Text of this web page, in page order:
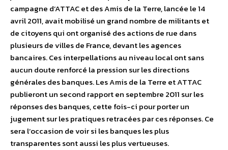
campagne d’ATTAC et des Amis de la Terre, lancée le 14
avril 2011, avait mobilisé un grand nombre de militants et
de citoyens qui ont organisé des actions de rue dans
plusieurs de villes de France, devant les agences
bancaires. Ces interpellations au niveau local ont sans
aucun doute renforcé la pression sur les directions
générales des banques. Les Amis de la Terre et ATTAC
publieront un second rapport en septembre 2011 sur les
réponses des banques, cette fois-ci pour porter un
jugement sur les pratiques retracées par ces réponses. Ce
sera l’occasion de voir si les banques les plus
transparentes sont aussi les plus vertueuses.